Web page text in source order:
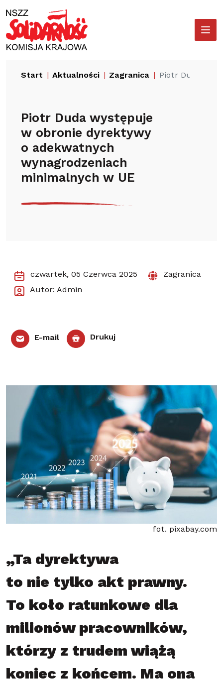
do
treści
Start Aktualności Zagranica Piotr Duda
Piotr Duda występuje
w obronie dyrektywy
o adekwatnych
wynagrodzeniach
minimalnych w UE
czwartek, 05 Czerwca 2025
Zagranica
Autor: Admin
E-mail Drukuj
fot. pixabay.com
„Ta dyrektywa
to nie tylko akt prawny.
To koło ratunkowe dla
milionów pracowników,
którzy z trudem wiążą
koniec z końcem. Ma ona